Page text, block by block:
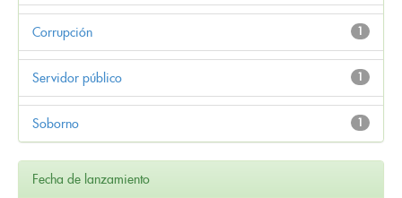
1
Corrupción
1
Servidor público
1
Soborno
Fecha de lanzamiento